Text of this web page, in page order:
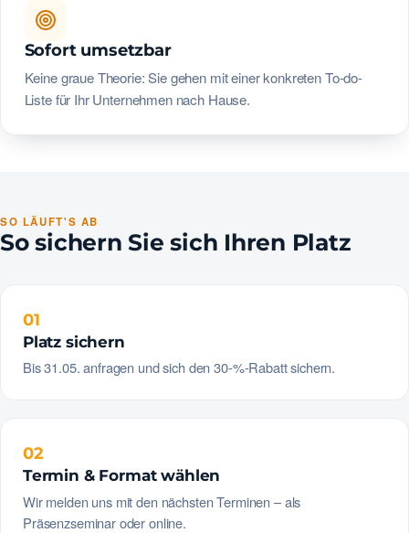
Sofort umsetzbar
Keine graue Theorie: Sie gehen mit einer konkreten To-do-
Liste für Ihr Unternehmen nach Hause.
SO LÄUFT'S AB
So sichern Sie sich Ihren Platz
01
Platz sichern
Bis 31.05. anfragen und sich den 30-%-Rabatt sichern.
02
Termin & Format wählen
Wir melden uns mit den nächsten Terminen – als
Präsenzseminar oder online.